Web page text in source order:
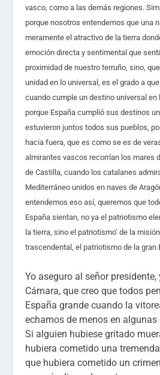
vasco, como a las demás regiones.
porque nosotros entendemos que una
meramente el atractivo de la tierra
emoción directa y sentimental que
proximidad de nuestro terruño, sino,
unidad en lo universal,es el grado a
cuando cumple un destino universal en
porque España cumplió sus destinos
estuvieron juntos todos sus pueblos,
hacia fuera, que es como se es de
almirantes vascos recorrían los mares
de Castilla, cuando los catalanes
Mediterráneo unidos en naves de
entendemos eso así, queremos que
España sientan, no ya el patriotismo
la tierra, sino el patriotismo’ de la
trascendental, el patriotismo de la gran
Yo aseguro al señor
Cámara, que creo que todos
España grande cuando la
echamos de menos en
Si alguien hubiese gritado
hubiera cometido una
que hubiera cometido un